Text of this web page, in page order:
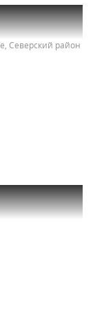
Северский район